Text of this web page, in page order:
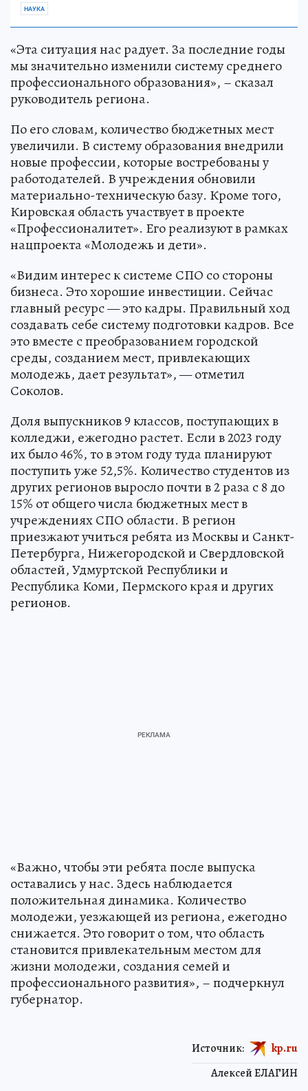
НАУКА
«Эта ситуация нас радует. За последние годы
мы значительно изменили систему среднего
профессионального образования», – сказал
руководитель региона.
По его словам, количество бюджетных мест
увеличили. В систему образования внедрили
новые профессии, которые востребованы у
работодателей. В учреждения обновили
материально-техническую базу. Кроме того,
Кировская область участвует в проекте
«Профессионалитет». Его реализуют в рамках
нацпроекта «Молодежь и дети».
«Видим интерес к системе СПО со стороны
бизнеса. Это хорошие инвестиции. Сейчас
главный ресурс — это кадры. Правильный ход
создавать себе систему подготовки кадров. Все
это вместе с преобразованием городской
среды, созданием мест, привлекающих
молодежь, дает результат», — отметил
Соколов.
Доля выпускников 9 классов, поступающих в
колледжи, ежегодно растет. Если в 2023 году
их было 46%, то в этом году туда планируют
поступить уже 52,5%. Количество студентов из
других регионов выросло почти в 2 раза с 8 до
15% от общего числа бюджетных мест в
учреждениях СПО области. В регион
приезжают учиться ребята из Москвы и Санкт-
Петербурга, Нижегородской и Свердловской
областей, Удмуртской Республики и
Республика Коми, Пермского края и других
регионов.
«Важно, чтобы эти ребята после выпуска
оставались у нас. Здесь наблюдается
положительная динамика. Количество
молодежи, уезжающей из региона, ежегодно
снижается. Это говорит о том, что область
становится привлекательным местом для
жизни молодежи, создания семей и
профессионального развития», – подчеркнул
губернатор.
Алексей ЕЛАГИН
Источник: kp.ru